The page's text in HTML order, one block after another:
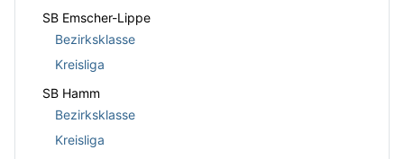
SB Emscher-Lippe
Bezirksklasse
Kreisliga
SB Hamm
Bezirksklasse
Kreisliga